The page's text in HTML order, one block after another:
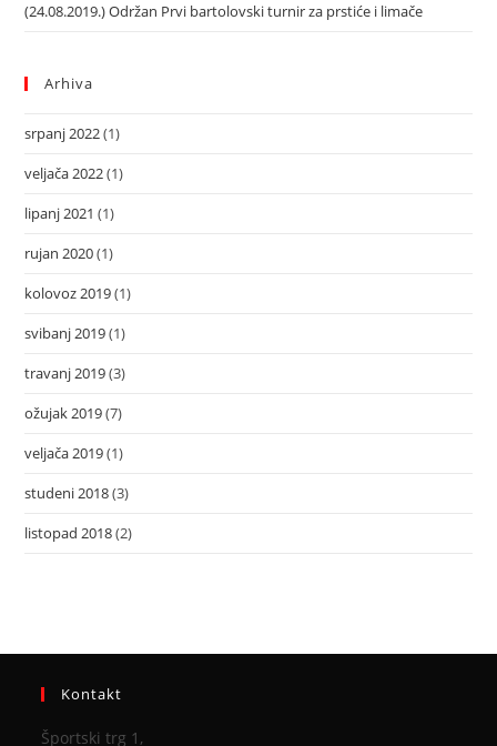
(24.08.2019.) Održan Prvi bartolovski turnir za prstiće i limače
Arhiva
srpanj 2022(1)
veljača 2022(1)
lipanj 2021 (1)
rujan 2020(1)
kolovoz 2019(1)
svibanj 2019(1)
travanj 2019(3)
ožujak 2019(7)
veljača 2019(1)
studeni 2018(3)
listopad 2018(2)
Kontakt
Športski trg 1,